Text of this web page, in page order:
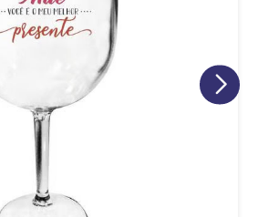
Iniciar conversa